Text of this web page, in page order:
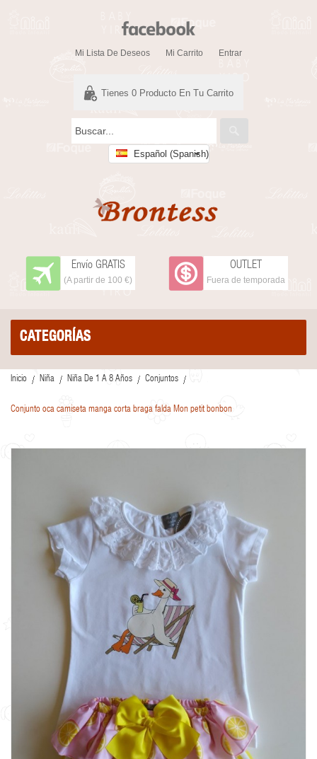
Mi Lista De Deseos Mi Carrito Entrar
Tienes 0 Producto En Tu Carrito
Español (Spanish)
Envío GRATIS
(A partir de 100 €)
OUTLET
Fuera de temporada
CATEGORÍAS
Inicio Niña Niña De 1 A 8 Años Conjuntos
Conjunto oca camiseta manga corta braga falda Mon petit bonbon